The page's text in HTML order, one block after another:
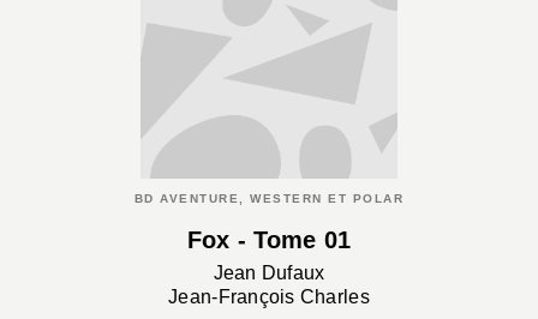
BD AVENTURE, WESTERN ET POLAR
Fox - Tome 01
Jean Dufaux
Jean-François Charles